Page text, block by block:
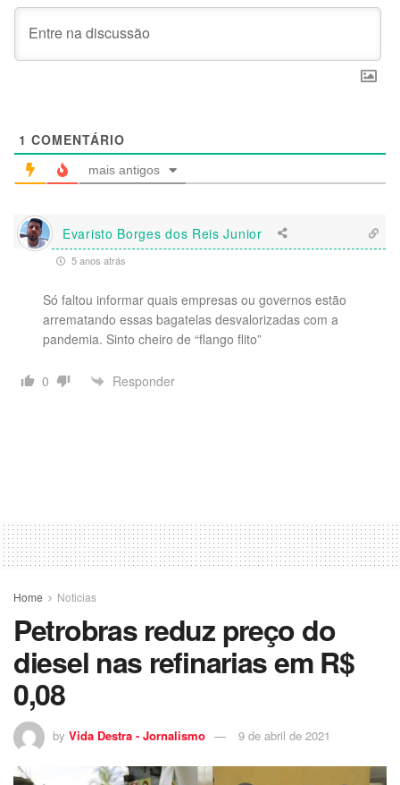
1 COMENTÁRIO
mais antigos
Evaristo Borges dos Reis Junior
5 anos atrás
Só faltou informar quais empresas ou governos estão
arrematando essas bagatelas desvalorizadas com a
pandemia. Sinto cheiro de “flango flito”
0 Responder
Home Noticias
Petrobras reduz preço do
diesel nas refinarias em R$
0,08
by Vida Destra - Jornalismo 9 de abril de 2021